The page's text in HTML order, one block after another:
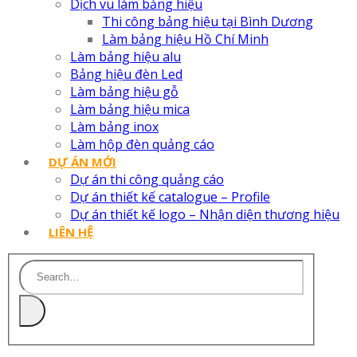
Dịch vu làm bảng hiệu
Thi công bảng hiệu tại Bình Dương
Làm bảng hiệu Hồ Chí Minh
Làm bảng hiệu alu
Bảng hiệu đèn Led
Làm bảng hiệu gỗ
Làm bảng hiệu mica
Làm bảng inox
Làm hộp đèn quảng cáo
DỰ ÁN MỚI
Dự án thi công quảng cáo
Dự án thiết kế catalogue – Profile
Dự án thiết kế logo – Nhận diện thương hiệu
LIÊN HỆ